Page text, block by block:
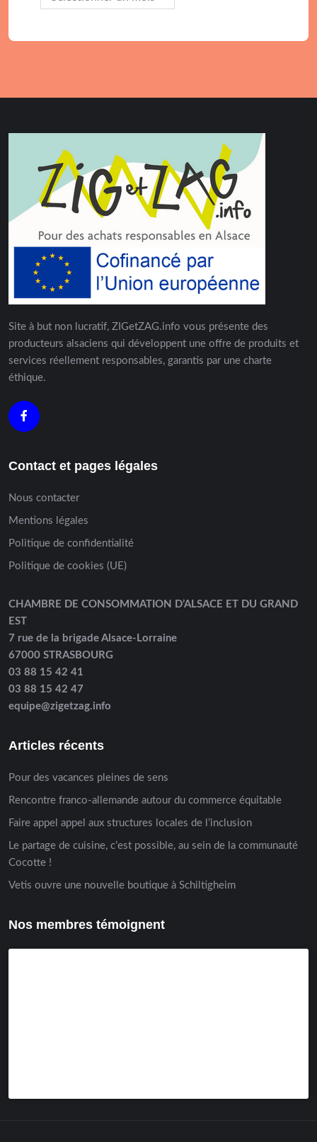
Site à but non lucratif, ZIGetZAG.info vous présente des
producteurs alsaciens qui développent une offre de produits et
services réellement responsables, garantis par une charte
éthique.
Contact et pages légales
Nous contacter
Mentions légales
Politique de confidentialité
Politique de cookies (UE)
CHAMBRE DE CONSOMMATION D’ALSACE ET DU GRAND
EST
7 rue de la brigade Alsace-Lorraine
67000 STRASBOURG
03 88 15 42 41
03 88 15 42 47
equipe@zigetzag.info
Articles récents
Pour des vacances pleines de sens
Rencontre franco-allemande autour du commerce équitable
Faire appel appel aux structures locales de l’inclusion
Le partage de cuisine, c’est possible, au sein de la communauté
Cocotte !
Vetis ouvre une nouvelle boutique à Schiltigheim
Nos membres témoignent